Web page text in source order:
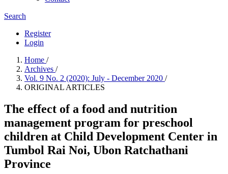
Search
Register
Login
Home /
Archives /
Vol. 9 No. 2 (2020): July - December 2020 /
ORIGINAL ARTICLES
The effect of a food and nutrition
management program for preschool
children at Child Development Center in
Tumbol Rai Noi, Ubon Ratchathani
Province